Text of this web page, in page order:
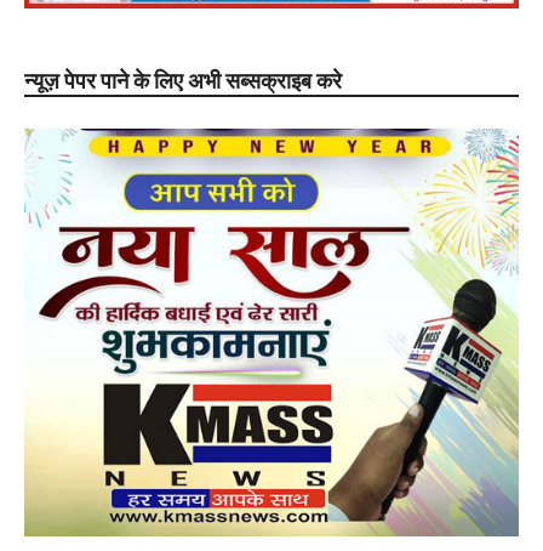
न्यूज़ पेपर पाने के लिए अभी सब्सक्राइब करे